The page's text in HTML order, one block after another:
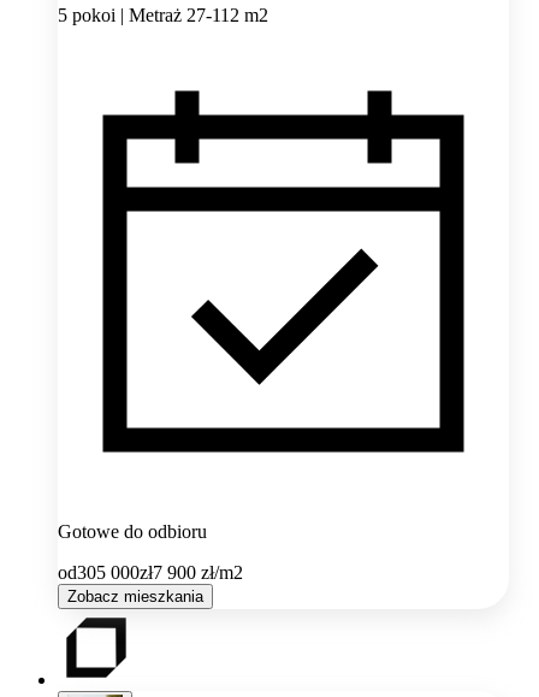
5 pokoi | Metraż 27-112 m2
Gotowe do odbioru
od305 000zł7 900 zł/m2
Zobacz mieszkania